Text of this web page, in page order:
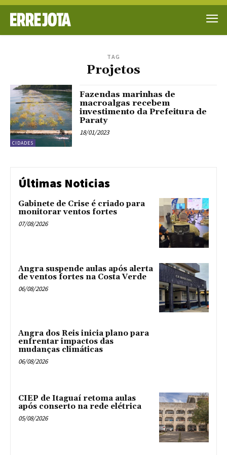
TAG
Projetos
CIDADES
Fazendas marinhas de
macroalgas recebem
investimento da Prefeitura de
Paraty
18/01/2023
Últimas Noticias
Gabinete de Crise é criado para
monitorar ventos fortes
07/08/2026
Angra suspende aulas após alerta
de ventos fortes na Costa Verde
06/08/2026
Angra dos Reis inicia plano para
enfrentar impactos das
mudanças climáticas
06/08/2026
CIEP de Itaguaí retoma aulas
após conserto na rede elétrica
05/08/2026